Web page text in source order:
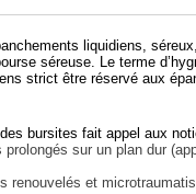
liquidiens,
séreuse. Le terme
strict être réservé aux
des bursites fait appel aux
prolongés sur un plan dur
renouvelés et